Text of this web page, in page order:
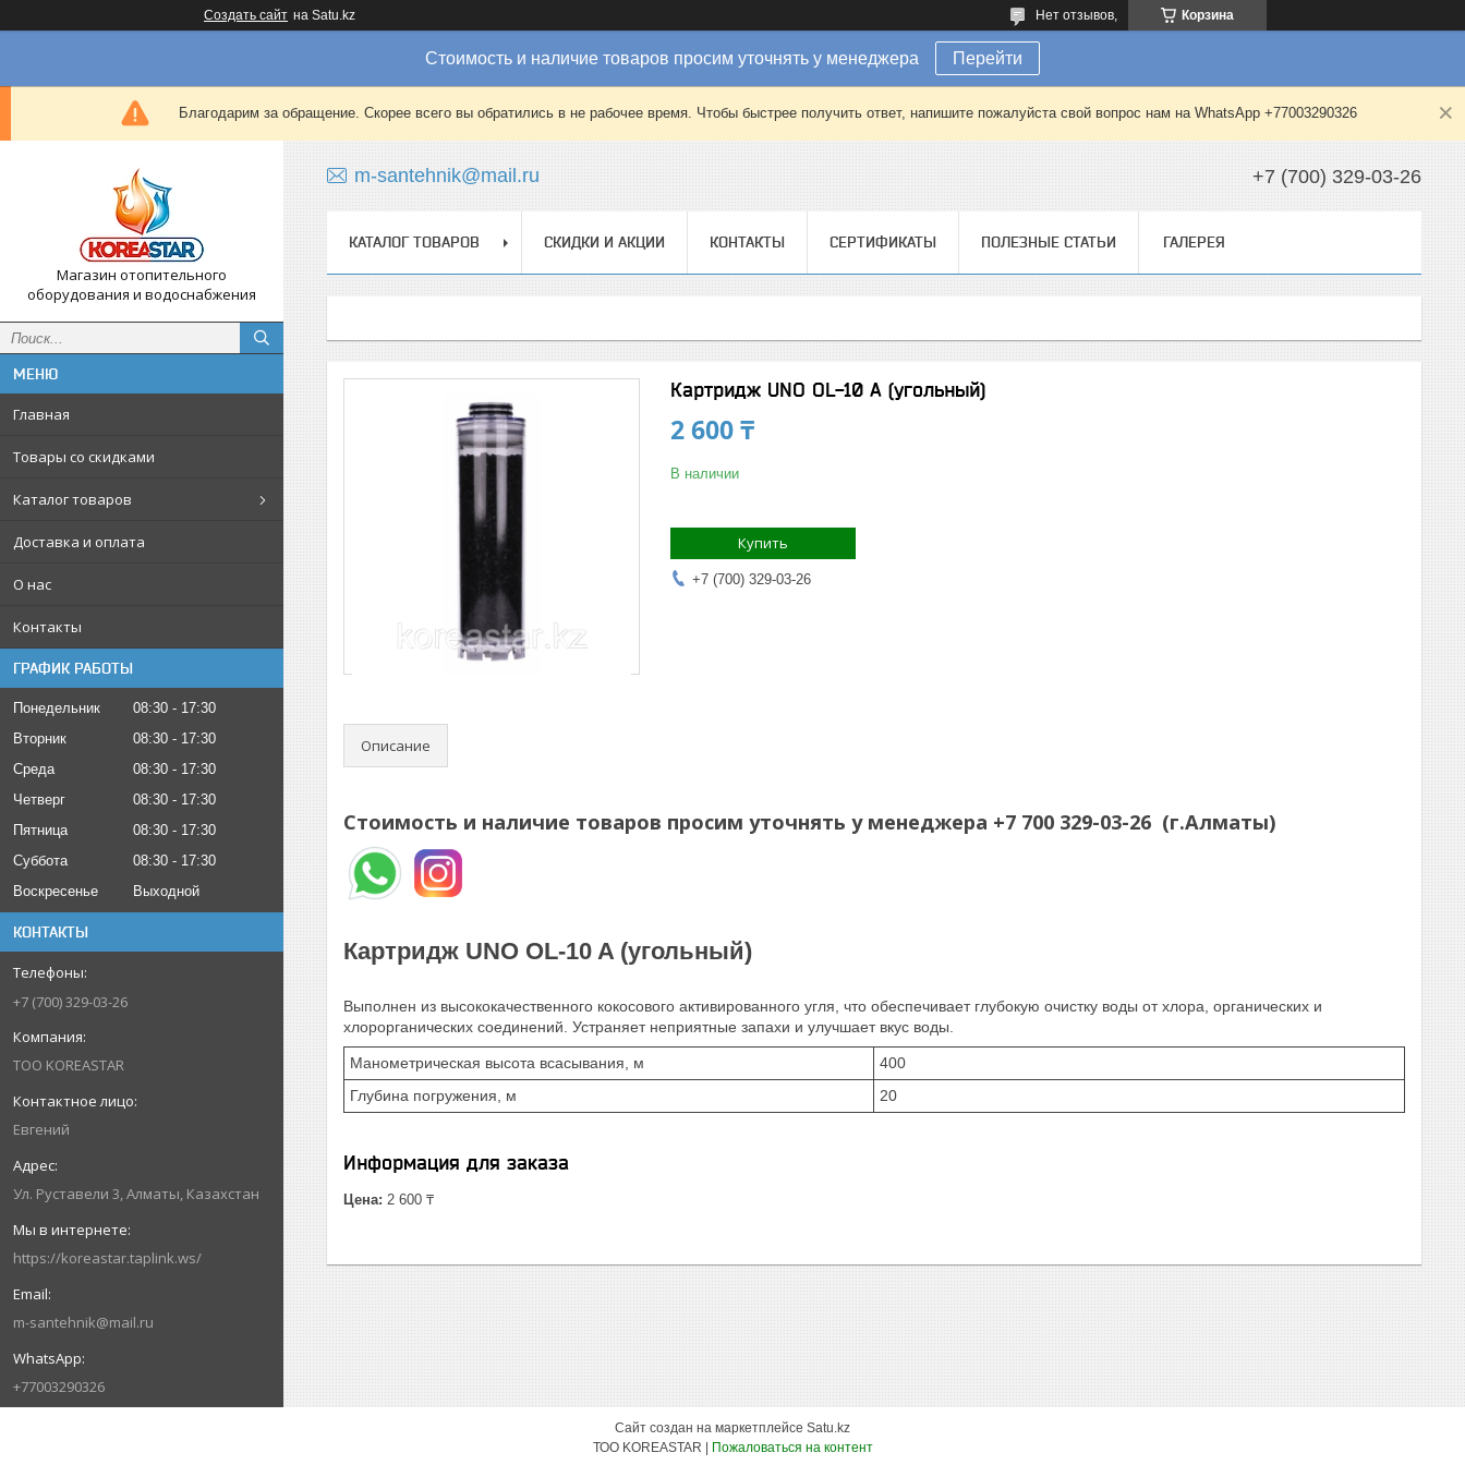
Создать сайт на Satu.kz Корзина
Нет отзывов,
Стоимость и наличие товаров просим уточнять у менеджера Перейти
Благодарим за обращение. Скорее всего вы обратились в не рабочее время. Чтобы быстрее получить ответ, напишите пожалуйста свой вопрос нам на WhatsApp +77003290326
Магазин отопительного
оборудования и водоснабжения
Главная
Товары со скидками
Каталог товаров
Доставка и оплата
О нас
Контакты
ГРАФИК РАБОТЫ
Понедельник 08:30
17:30
Вторник
08:30
17:30
Среда
08:30
17:30
Четверг
08:30
17:30
Пятница
08:30
17:30
Суббота
08:30
17:30
Воскресенье
Выходной
КОНТАКТЫ
+7 (700) 329-03-26
ТОО KOREASTAR
Евгений
Ул. Руставели 3, Алматы, Казахстан
https://koreastar.taplink.ws/
m-santehnik@mail.ru
+77003290326
m-santehnik@mail.ru +7 (700) 329-03-26
КАТАЛОГ ТОВАРОВ СКИДКИ И АКЦИИ КОНТАКТЫ СЕРТИФИКАТЫ ПОЛЕЗНЫЕ СТАТЬИ ГАЛЕРЕЯ
Картридж UNO OL-10 A (угольный)
2 600 ₸
В наличии
Купить
+7 (700) 329-03-26
Описание
Стоимость и наличие товаров просим уточнять у менеджера +7 700 329-03-26 (г.Алматы)
Картридж UNO OL-10 A (угольный)
Выполнен из высококачественного кокосового активированного угля, что обеспечивает глубокую очистку воды от хлора, органических и
хлорорганических соединений. Устраняет неприятные запахи и улучшает вкус воды.
Манометрическая высота всасывания, м
400
Глубина погружения, м
20
Информация для заказа
Цена: 2 600 ₸
Сайт создан на маркетплейсе Satu.kz
Пожаловаться на контент